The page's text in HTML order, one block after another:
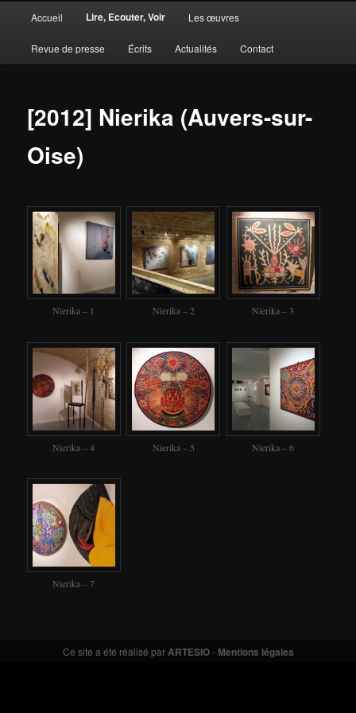
principal
Aller
au
principal
Aller
au
secondaire
Accueil Lire, Ecouter, Voir Les œuvres
Revue de presse Écrits Actualités Contact
[2012] Nierika (Auvers-sur-
Oise)
Nierika – 1 Nierika – 2 Nierika – 3
Nierika – 4 Nierika – 5 Nierika – 6
Nierika – 7
Ce site a été réalisé parARTESIO- Mentions légales